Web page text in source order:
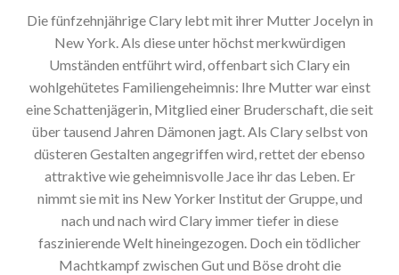
Die fünfzehnjährige Clary lebt mit ihrer Mutter Jocelyn in
New York. Als diese unter höchst merkwürdigen
Umständen entführt wird, offenbart sich Clary ein
wohlgehütetes Familiengeheimnis: Ihre Mutter war einst
eine Schattenjägerin, Mitglied einer Bruderschaft, die seit
über tausend Jahren Dämonen jagt. Als Clary selbst von
düsteren Gestalten angegriffen wird, rettet der ebenso
attraktive wie geheimnisvolle Jace ihr das Leben. Er
nimmt sie mit ins New Yorker Institut der Gruppe, und
nach und nach wird Clary immer tiefer in diese
faszinierende Welt hineingezogen. Doch ein tödlicher
Machtkampf zwischen Gut und Böse droht die